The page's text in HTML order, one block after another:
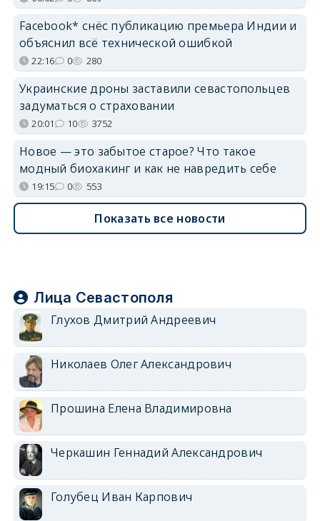
Facebook* снёс публикацию премьера Индии и
объяснил всё технической ошибкой
22:16 0 280
Украинские дроны заставили севастопольцев
задуматься о страховании
20:01 10 3752
Новое — это забытое старое? Что такое
модный биохакинг и как не навредить себе
19:15 0 553
Показать все новости
Лица Севастополя
Глухов Дмитрий Андреевич
Николаев Олег Александрович
Прошина Елена Владимировна
Черкашин Геннадий Александрович
Голубец Иван Карпович